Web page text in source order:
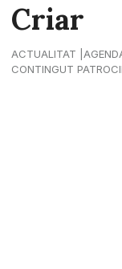
Criar
ACTUALITAT
CONTINGUT